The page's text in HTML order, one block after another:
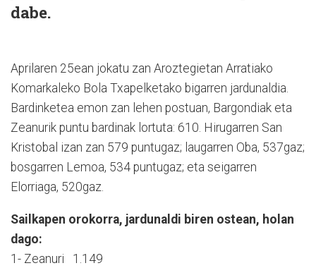
dabe.
Aprilaren 25ean jokatu zan Aroztegietan Arratiako
Komarkaleko Bola Txapelketako bigarren jardunaldia.
Bardinketea emon zan lehen postuan, Bargondiak eta
Zeanurik puntu bardinak lortuta: 610. Hirugarren San
Kristobal izan zan 579 puntugaz; laugarren Oba, 537gaz;
bosgarren Lemoa, 534 puntugaz; eta seigarren
Elorriaga, 520gaz.
Sailkapen orokorra, jardunaldi biren ostean, holan
dago:
1- Zeanuri 1.149